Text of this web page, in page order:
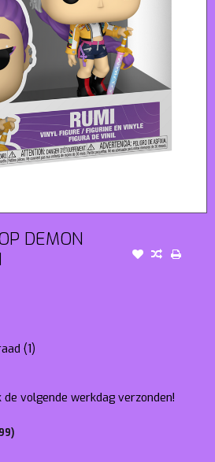
DEMON
(1)
volgende werkdag verzonden!